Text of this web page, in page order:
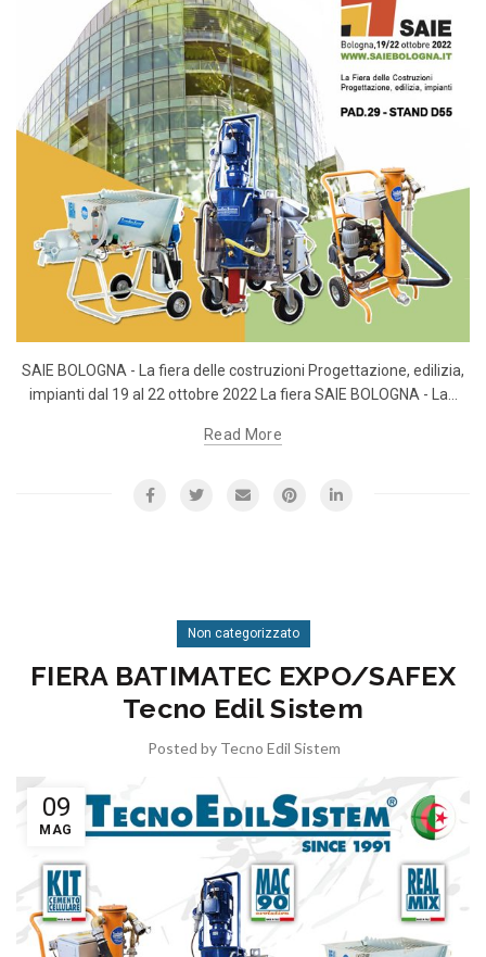
SAIE BOLOGNA - La fiera delle costruzioni Progettazione, edilizia,
impianti dal 19 al 22 ottobre 2022 La fiera SAIE BOLOGNA - La...
Read More
Non categorizzato
FIERA BATIMATEC EXPO/SAFEX
Tecno Edil Sistem
Posted by Tecno Edil Sistem
09
MAG